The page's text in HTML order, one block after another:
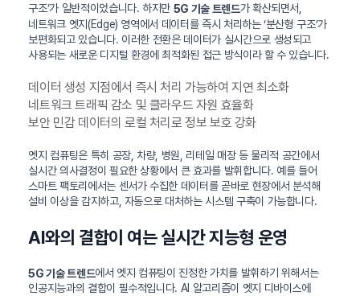
구조’가 일반적이었습니다. 하지만 5G 기술 트렌드가 확산되면서,
네트워크 엣지(Edge) 영역에서 데이터를 즉시 처리하는 ‘분산형 구조’가
보편화되고 있습니다. 이러한 전환은 데이터가 실시간으로 생성되고
사용되는 새로운 디지털 환경에 최적화된 접근 방식이라 할 수 있습니다.
데이터 생성 지점에서 즉시 처리 가능하여 지연 최소화
네트워크 트래픽 감소 및 클라우드 자원 효율화
보안 민감 데이터의 로컬 처리로 정보 보호 강화
엣지 컴퓨팅은 특히 공장, 차량, 병원, 리테일 매장 등 물리적 공간에서
실시간 의사결정이 필요한 상황에서 큰 효과를 발휘합니다. 예를 들어
스마트 팩토리에서는 센서가 수집한 데이터를 곧바로 현장에서 분석해
설비 이상을 감지하고, 자동으로 대처하는 시스템 구축이 가능합니다.
AI와의 결합이 여는 실시간 지능형 운영
5G 기술 트렌드에서 엣지 컴퓨팅이 진정한 가치를 발휘하기 위해서는
인공지능과의 결합이 필수적입니다. AI 알고리즘이 엣지 디바이스에